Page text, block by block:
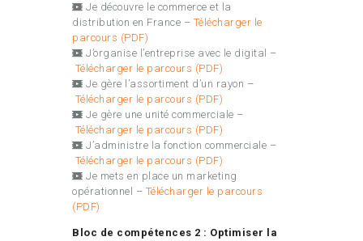
Je découvre le commerce et la
distribution en France – Télécharger le
parcours (PDF)
J’organise l’entreprise avec le digital –
Télécharger le parcours (PDF)
Je gère l’assortiment d’un rayon –
Télécharger le parcours (PDF)
Je gère une unité commerciale –
Télécharger le parcours (PDF)
J’administre la fonction commerciale –
Télécharger le parcours (PDF)
Je mets en place un marketing
opérationnel – Télécharger le parcours
(PDF)
Bloc de compétences 2 : Optimiser la